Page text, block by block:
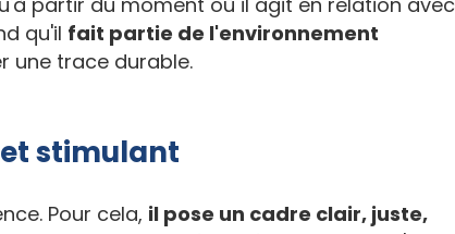
qu'il fait partie de l'environnement
une trace durable.
stimulant
Pour cela, il pose un cadre clair, juste,